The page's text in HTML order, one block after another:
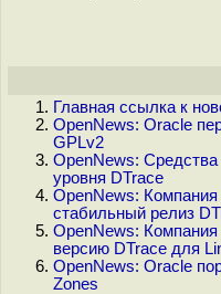
Главная ссылка к
OpenNews: Oracle
GPLv2
OpenNews: Средства
уровня DTrace
OpenNews:
стабильный релиз
OpenNews:
версию DTrace для
OpenNews: Oracle
Zones